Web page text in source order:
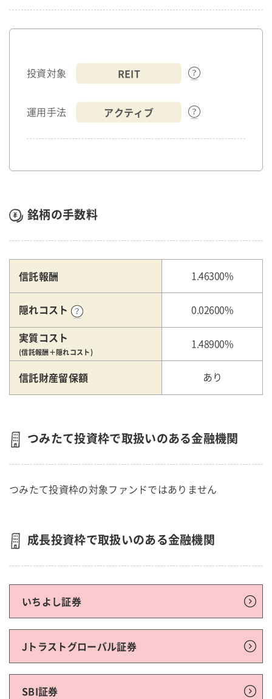
投資対象 REIT
運用手法 アクティブ
銘柄の手数料
信託報酬 1.46300%
隠れコスト 0.02600%
実質コスト
(信託報酬＋隠れコスト)
1.48900%
信託財産留保額 あり
つみたて投資枠で取扱いのある金融機関
つみたて投資枠の対象ファンドではありません
成長投資枠で取扱いのある金融機関
いちよし証券
Jトラストグローバル証券
SBI証券